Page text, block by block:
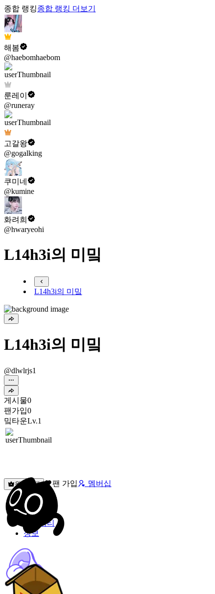
종합 랭킹종합 랭킹 더보기
해봄
@haebomhaebom
룬레이
@runeray
고갈왕
@gogalking
쿠미네
@kumine
화려희
@hwaryeohi
L14h3i의 미밐
L14h3i의 미밐
L14h3i의 미밐
@dlwlrjs1
게시물0
팬가입0
밐타운Lv.1
원픽선택 팬 가입 멤버십
밐타운
피드
커뮤니티
정보